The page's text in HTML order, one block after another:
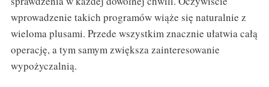
wprowadzenie takich programów wiąże się naturalnie z
wieloma plusami. Przede wszystkim znacznie ułatwia całą
operację, a tym samym zwiększa zainteresowanie
wypożyczalnią.